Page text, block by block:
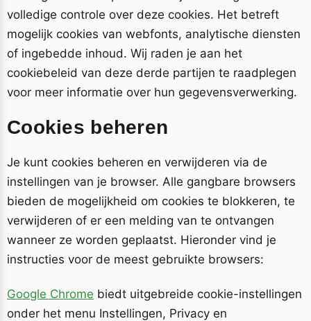
volledige controle over deze cookies. Het betreft
mogelijk cookies van webfonts, analytische diensten
of ingebedde inhoud. Wij raden je aan het
cookiebeleid van deze derde partijen te raadplegen
voor meer informatie over hun gegevensverwerking.
Cookies beheren
Je kunt cookies beheren en verwijderen via de
instellingen van je browser. Alle gangbare browsers
bieden de mogelijkheid om cookies te blokkeren, te
verwijderen of er een melding van te ontvangen
wanneer ze worden geplaatst. Hieronder vind je
instructies voor de meest gebruikte browsers:
Google Chrome biedt uitgebreide cookie-instellingen
onder het menu Instellingen, Privacy en